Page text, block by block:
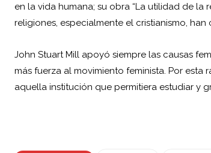
en la vida humana; su obra “La utilidad de la
religiones, especialmente el cristianismo,
John Stuart Mill apoyó siempre las causas
más fuerza al movimiento feminista. Por
aquella institución que permitiera estudiar y